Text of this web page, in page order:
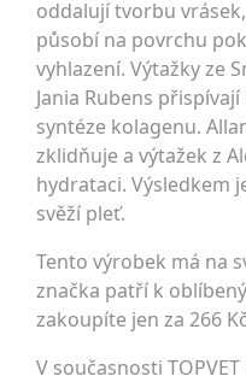
oddalují tvorbu
působí na povrchu
vyhlazení. Výtažky ze
Jania Rubens
syntéze kolagenu.
zklidňuje a výtažek z
hydrataci. Výsledkem
svěží pleť.
Tento výrobek má na
značka patří k
zakoupíte jen za 266
V současnosti